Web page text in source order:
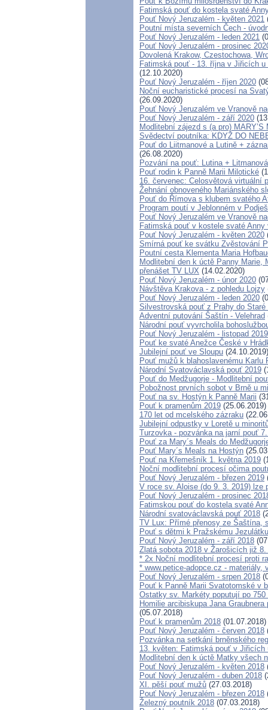
Fatimská pouť do kostela svaté
Pouť Nový Jeruzalém - květen 2021
Poutní místa severních Čech -
Pouť Nový Jeruzalém - leden 2021
Pouť Nový Jeruzalém - prosinec
Dovolená Krakow, Czestochowa,
Fatimská pouť - 13. října v Jiřicích
(12.10.2020)
Pouť Nový Jeruzalém - říjen 2020
Noční eucharistické procesí na
(26.09.2020)
Pouť Nový Jeruzalém ve Vranově
Pouť Nový Jeruzalém - září 2020
Modlitební zájezd s (a pro)
Svědectví poutníka: KDYŽ DO
Pouť do Liitmanové a Lutině +
(26.08.2020)
Pozvání na pouť: Lutina +
Pouť rodin k Panně Marii Milotické
16. červenec: Celosvětová virtuální
Žehnání obnoveného Mariánského
Pouť do Římova s klubem svatého
Program poutí v Jeblonném v
Pouť Nový Jeruzalém ve Vranově
Fatimská pouť v kostele svaté
Pouť Nový Jeruzalém - květen 2020
Smírná pouť ke svátku Zvěstování
Poutní cesta Klementa Maria
Modlitební den k úctě Panny Marie,
přenášet TV LUX (14.02.2020)
Pouť Nový Jeruzalém - únor 2020
Návštěva Krakova - z pohledu Lojzy
Pouť Nový Jeruzalém - leden 2020
Silvestrovská pouť z Prahy do
Adventní putování Šaštín - Velehrad
Národní pouť vyvrcholila
Pouť Nový Jeruzalém - listopad 2019
Pouť ke svaté Anežce České v
Jubilejní pouť ve Sloupu (24.10.2019)
Pouť mužů k blahoslavenému Karlu
Národní Svatováclavská pouť 2019
Pouť do Medžugorje - Modlitební
Pobožnost prvních sobot v Brně u
Pouť na sv. Hostýn k Panně Marii
Pouť k pramenům 2019 (25.06.2019)
170 let od mcelského zázraku
Jubilejní odpustky v Loretě u
Turzovka - pozvánka na jarní pouť
Pouť za Mary´s Meals do
Pouť Mary´s Meals na Hostýn
Pouť na Křemešník 1. května 2019
Noční modlitební procesí očima
Pouť Nový Jeruzalém - březen 2019
V roce sv. Aloise (do 9. 3. 2019) lze
Pouť Nový Jeruzalém - prosinec
Fatimskou pouť do kostela svaté
Národní svatováclavská pouť 2018
TV Lux: Přímé přenosy ze Šaštína,
Pouť s dětmi k Pražskému
Pouť Nový Jeruzalém - září 2018
Zlatá sobota 2018 v Žarošicích již
* 2x Noční modlitební procesí proti
* www.petice-adopce.cz - materiály,
Pouť Nový Jeruzalém - srpen 2018
Pouť k Panně Marii Svatotomské v
Ostatky sv. Markéty poputují po
Homilie arcibiskupa Jana
(05.07.2018)
Pouť k pramenům 2018 (01.07.2018)
Pouť Nový Jeruzalém - červen 2018
Pozvánka na setkání brněnského
13. květen: Fatimská pouť v Jiřicích
Modlitební den k úctě Matky všech
Pouť Nový Jeruzalém - květen 2018
Pouť Nový Jeruzalém - duben 2018
XI. pěší pouť mužů (27.03.2018)
Pouť Nový Jeruzalém - březen 2018
Železný poutník 2018 (07.03.2018)